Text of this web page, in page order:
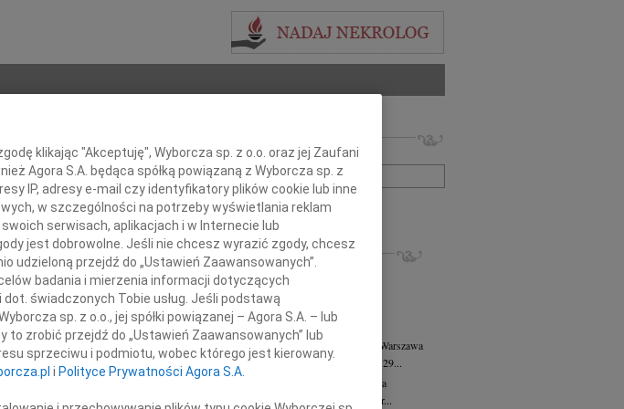
Imię i nazwisko lub numer ogłoszenia:
+ szukanie zaawansowane
INNE NEKROLOGI
07.08.2026Warszawa
Dziekanie Wydziału dr hab. Julii Kubisie,...
07.08.2026Warszawa
Naszej kochanej i dzielnej Marylce Butruk...
Jacek Tadeusz Duniec
Warszawa
Z wielkim żalem przyjęliśmy wiadomość, że 29...
Małgorzata Kościelska
Warszawa
W dniu 3 sierpnia 2026 roku zmarła Profesor...
klikając "Akceptuję", Wyborcza sp. z o.o. oraz jej Zaufani
Agora S.A. będąca spółką powiązaną z Wyborcza sp. z
IP, adresy e-mail czy identyfikatory plików cookie lub inne
w szczególności na potrzeby wyświetlania reklam
serwisach, aplikacjach i w Internecie lub
jest dobrowolne. Jeśli nie chcesz wyrazić zgody, chcesz
udzieloną przejdź do „Ustawień Zaawansowanych”.
badania i mierzenia informacji dotyczących
świadczonych Tobie usług. Jeśli podstawą
sp. z o.o., jej spółki powiązanej – Agora S.A. – lub
zrobić przejdź do „Ustawień Zaawansowanych” lub
sprzeciwu i podmiotu, wobec którego jest kierowany.
i Polityce Prywatności Agora S.A.